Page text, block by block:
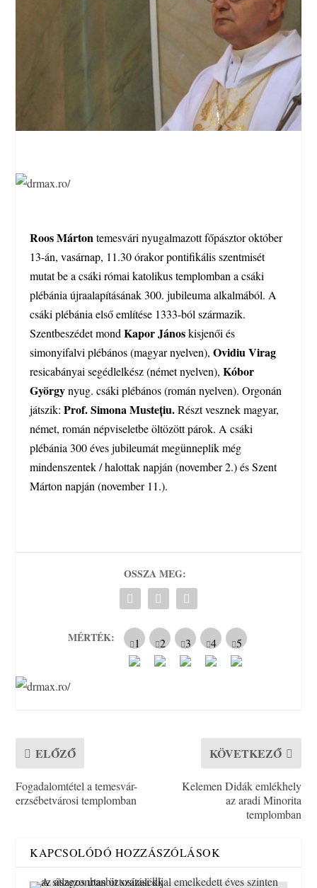
Roos Mártontemesvári nyugalmazott főpásztor október
13-án, vasárnap, 11.30 órakor pontifikális szentmisét
mutat be a csáki római katolikus templomban a csáki
plébánia újraalapításának 300. jubileuma alkalmából. A
csáki plébánia első említése 1333-ból származik.
Szentbeszédet mondKapor Jánoskisjenői és
simonyifalvi plébános (magyar nyelven), Ovidiu Virag
resicabányai segédlelkész (német nyelven),Kóbor
Györgynyug. csáki plébános (román nyelven). Orgonán
játszik:Prof. Simona Mustețiu.Részt vesznek magyar,
német, román népviseletbe öltözött párok. A csáki
plébánia 300 éves jubileumát megünneplik még
mindenszentek / halottak napján (november 2.) és Szent
Márton napján (november 11.).
OSSZA MEG:
MÉRTÉK:
ELŐZŐ
Fogadalomtétel a temesvár-
erzsébetvárosi templomban
KÖVETKEZŐ
Kelemen Didák emlékhely
az aradi Minorita
templomban
KAPCSOLÓDÓ HOZZÁSZÓLÁSOK